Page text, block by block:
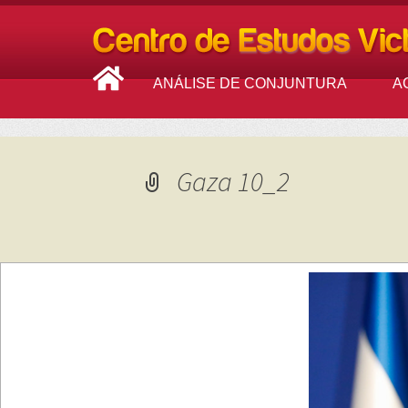
ANÁLISE DE CONJUNTURA
Gaza 10_2